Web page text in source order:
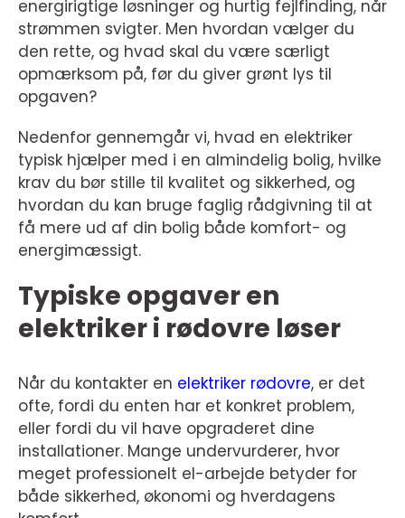
energirigtige løsninger og hurtig fejlfinding, når
strømmen svigter. Men hvordan vælger du
den rette, og hvad skal du være særligt
opmærksom på, før du giver grønt lys til
opgaven?
Nedenfor gennemgår vi, hvad en elektriker
typisk hjælper med i en almindelig bolig, hvilke
krav du bør stille til kvalitet og sikkerhed, og
hvordan du kan bruge faglig rådgivning til at
få mere ud af din bolig både komfort- og
energimæssigt.
Typiske opgaver en
elektriker i rødovre løser
Når du kontakter en elektriker rødovre, er det
ofte, fordi du enten har et konkret problem,
eller fordi du vil have opgraderet dine
installationer. Mange undervurderer, hvor
meget professionelt el-arbejde betyder for
både sikkerhed, økonomi og hverdagens